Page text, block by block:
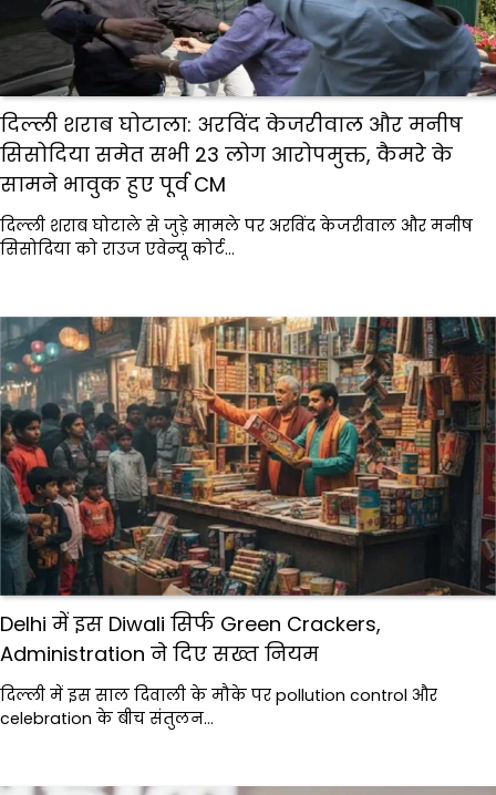
दिल्ली शराब घोटाला: अरविंद केजरीवाल और मनीष
सिसोदिया समेत सभी 23 लोग आरोपमुक्त, कैमरे के
सामने भावुक हुए पूर्व CM
दिल्ली शराब घोटाले से जुड़े मामले पर अरविंद केजरीवाल और मनीष
सिसोदिया को राउज एवेन्यू कोर्ट…
Delhi में इस Diwali सिर्फ Green Crackers,
Administration ने दिए सख्त नियम
दिल्ली में इस साल दिवाली के मौके पर pollution control और
celebration के बीच संतुलन…